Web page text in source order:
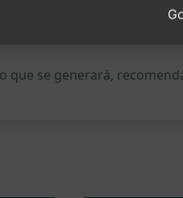
se generará,